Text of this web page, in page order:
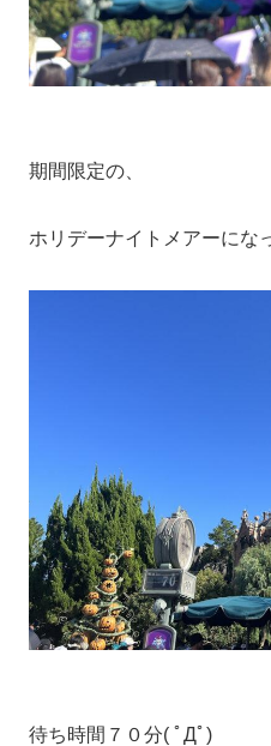
期間限定の、
ホリデーナイトメアーにな
待ち時間７０分( ﾟДﾟ)